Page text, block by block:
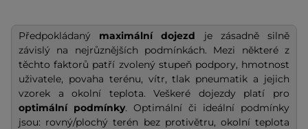
Předpokládaný maximální dojezd je zásadně silně
závislý na nejrůznějších podmínkách. Mezi některé z
těchto faktorů patří zvolený stupeň podpory, hmotnost
uživatele, povaha terénu, vítr, tlak pneumatik a jejich
vzorek a okolní teplota. Veškeré dojezdy platí pro
optimální podmínky. Optimální či ideální podmínky
jsou: rovný/plochý terén bez protivětru, okolní teplota